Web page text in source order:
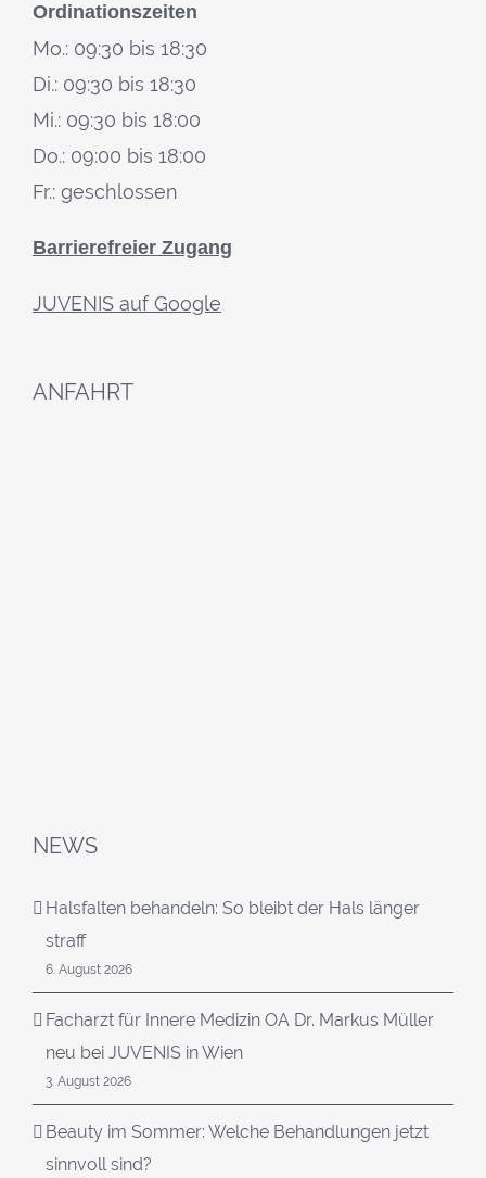
Ordinationszeiten
Mo.: 09:30 bis 18:30
Di.: 09:30 bis 18:30
Mi.: 09:30 bis 18:00
Do.: 09:00 bis 18:00
Fr.: geschlossen
Barrierefreier Zugang
JUVENIS auf Google
ANFAHRT
NEWS
Halsfalten behandeln: So bleibt der Hals länger
straff
6. August 2026
Facharzt für Innere Medizin OA Dr. Markus Müller
neu bei JUVENIS in Wien
3. August 2026
Beauty im Sommer: Welche Behandlungen jetzt
sinnvoll sind?